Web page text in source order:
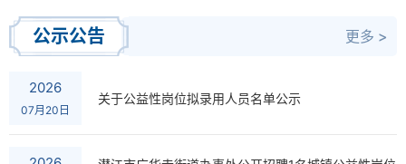
公示公告 更多 >
2026
07月20日
关于公益性岗位拟录用人员名单公示